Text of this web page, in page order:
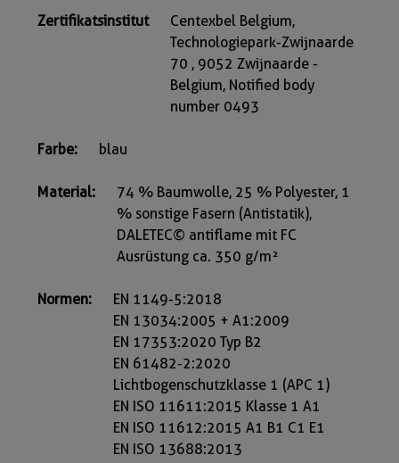
Zertifikatsinstitut
Centexbel Belgium,
Technologiepark-Zwijnaarde
70 , 9052 Zwijnaarde -
Belgium, Notified body
number 0493
Farbe: blau
Material:
74 % Baumwolle, 25 % Polyester, 1
% sonstige Fasern (Antistatik),
DALETEC© antiflame mit FC
Ausrüstung ca. 350 g/m²
Normen:
EN 1149-5:2018
EN 13034:2005 + A1:2009
EN 17353:2020 Typ B2
EN 61482-2:2020
Lichtbogenschutzklasse 1 (APC 1)
EN ISO 11611:2015 Klasse 1 A1
EN ISO 11612:2015 A1 B1 C1 E1
EN ISO 13688:2013